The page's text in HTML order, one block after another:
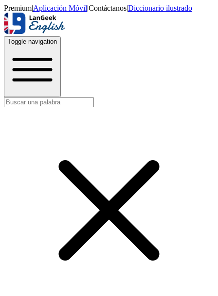
Premium|Aplicación Móvil|Contáctanos|Diccionario ilustrado
Toggle navigation